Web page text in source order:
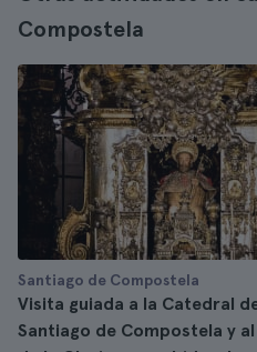
Compostela
Santiago de Compostela
Visita guiada a la Catedral
Santiago de Compostela y